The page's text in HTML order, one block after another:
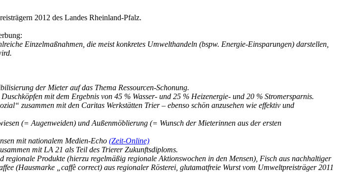
2012 des Landes Rheinland-Pfalz.
Einzelmaßnahmen, die meist konkretes Umwelthandeln (bspw. Energie-Einsparungen) darstellen,
der Mieter auf das Thema Ressourcen-Schonung.
mit dem Ergebnis von 45 % Wasser- und 25 % Heizenergie- und 20 % Stromersparnis.
zusammen mit den Caritas Werkstätten Trier – ebenso schön anzusehen wie effektiv und
(= Augenweiden) und Außenmöblierung (= Wunsch der Mieterinnen aus der ersten
mit nationalem Medien-Echo (Zeit-Online)
mit LA 21 als Teil des Trierer Zukunftsdiploms.
Produkte (hierzu regelmäßig regionale Aktionswochen in den Mensen), Fisch aus nachhaltiger
(Hausmarke „caffè correct) aus regionaler Rösterei, glutamatfreie Wurst vom Umweltpreisträger 2011